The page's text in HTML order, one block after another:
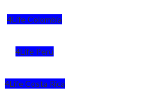
4Life Colombia
4Life Perú
4Life Costa Rica